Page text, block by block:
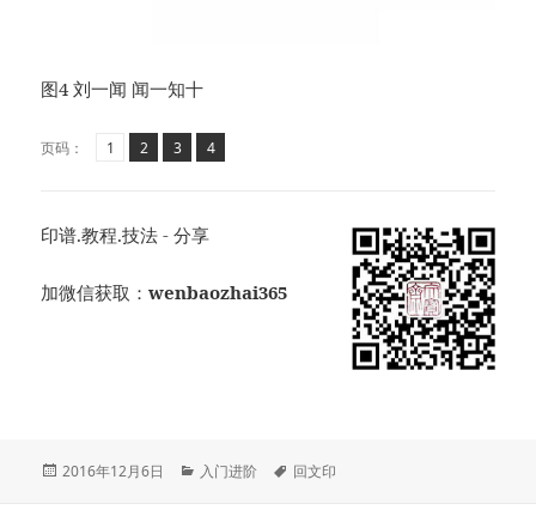
图4 刘一闻 闻一知十
页码： 页1 ,
页
2 ,
页
3 ,
页
4
印谱.教程.技法 - 分享
加微信获取：wenbaozhai365
发
2016年12月6日
分
入门进阶
标
回文印